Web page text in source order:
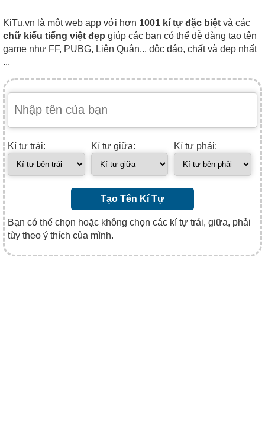
KiTu.vn là một web app với hơn 1001 kí tự đặc biệt và các
chữ kiểu tiếng việt đẹp giúp các bạn có thể dễ dàng tạo tên
game như FF, PUBG, Liên Quân... độc đáo, chất và đẹp nhất
...
Kí tự trái: Kí tự giữa: Kí tự phải:
Tạo Tên Kí Tự
Bạn có thể chọn hoặc không chọn các kí tự trái, giữa, phải
tùy theo ý thích của mình.